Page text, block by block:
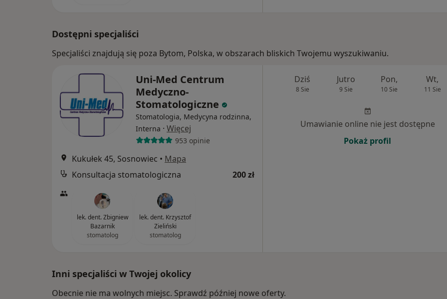
Dostępni specjaliści
Specjaliści znajdują się poza Bytom, Polska, w obszarach bliskich Twojemu wyszukiwaniu.
Uni-Med Centrum
Medyczno-
Stomatologiczne
Stomatologia, Medycyna rodzinna,
Interna · Więcej
953 opinie
Kukułek 45, Sosnowiec • Mapa
Konsultacja stomatologiczna
200 zł
lek. dent. Zbigniew
Bazarnik
stomatolog
lek. dent. Krzysztof
Zieliński
stomatolog
Dziś
8 Sie
Jutro
9 Sie
Pon,
10 Sie
Wt,
11 Sie
Umawianie online nie jest dostępne
Pokaż profil
Inni specjaliści w Twojej okolicy
Obecnie nie ma wolnych miejsc. Sprawdź później nowe oferty.